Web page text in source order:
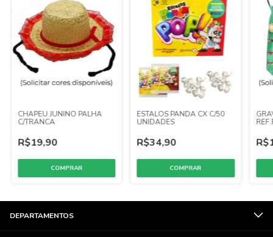
CHAPEU JUNINO PALHA
C/TRANCA
R$19,90
ESTALOS PANDA CX C/50
UNIDADES
R$34,90
DEPARTAMENTOS